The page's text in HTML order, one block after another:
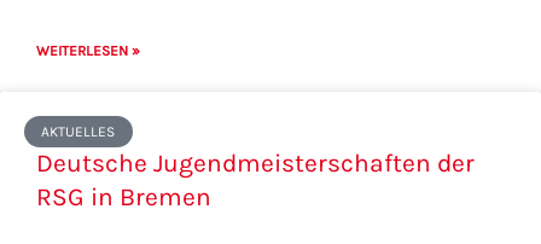
WEITERLESEN »
AKTUELLES
Deutsche Jugendmeisterschaften der
RSG in Bremen